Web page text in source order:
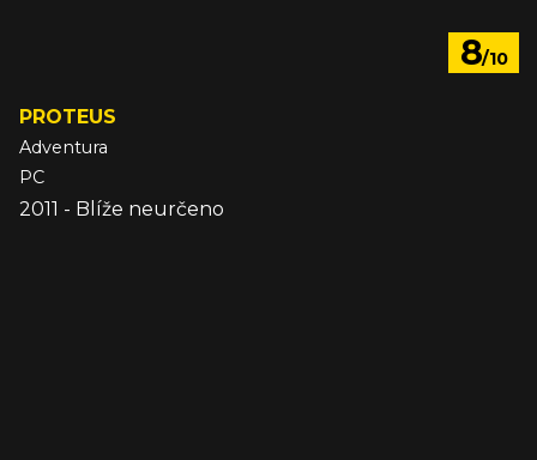
8/10
PROTEUS
Adventura
PC
2011 - Blíže neurčeno